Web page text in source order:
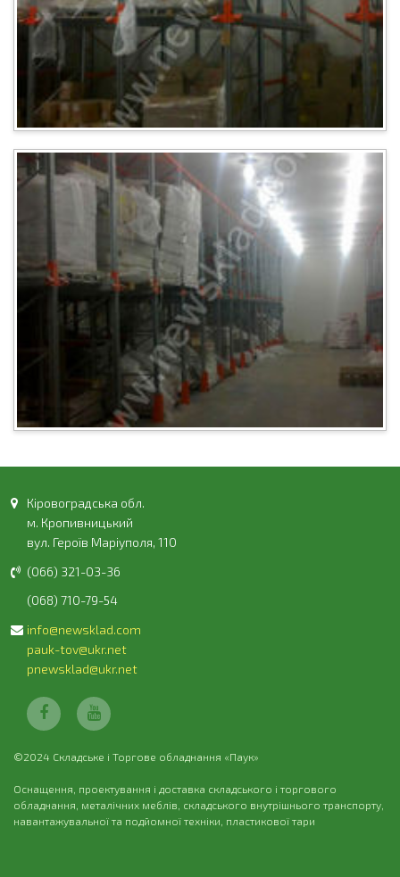
Кіровоградська обл.
м. Кропивницький
вул. Героїв Маріуполя, 110
(066) 321-03-36
(068) 710-79-54
info@newsklad.com
pauk-tov@ukr.net
pnewsklad@ukr.net
©2024 Складське і Торгове обладнання «Паук»
Оснащення, проектування і доставка складського і торгового
обладнання, металічних меблів, складського внутрішнього транспорту,
навантажувальної та подйомної техніки, пластикової тари